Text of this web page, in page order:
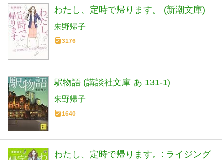
わたし、定時で帰ります。 (新潮文庫)
朱野帰子
3176
駅物語 (講談社文庫 あ 131-1)
朱野帰子
1640
わたし、定時で帰ります。: ライジング